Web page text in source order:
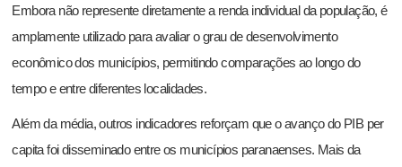
Embora não represente diretamente a renda individual da população, é
amplamente utilizado para avaliar o grau de desenvolvimento
econômico dos municípios, permitindo comparações ao longo do
tempo e entre diferentes localidades.
Além da média, outros indicadores reforçam que o avanço do PIB per
capita foi disseminado entre os municípios paranaenses. Mais da